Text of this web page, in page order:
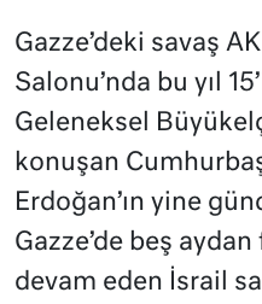
Gazze’deki savaş
Salonu’nda bu yıl
Geleneksel
konuşan
Erdoğan’ın yine
Gazze’de beş
devam eden İsrail